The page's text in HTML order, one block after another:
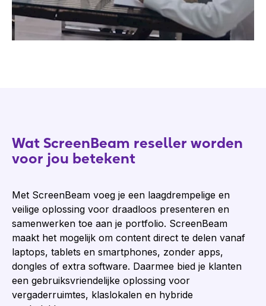
Wat ScreenBeam reseller worden
voor jou betekent
Met ScreenBeam voeg je een laagdrempelige en
veilige oplossing voor draadloos presenteren en
samenwerken toe aan je portfolio. ScreenBeam
maakt het mogelijk om content direct te delen vanaf
laptops, tablets en smartphones, zonder apps,
dongles of extra software. Daarmee bied je klanten
een gebruiksvriendelijke oplossing voor
vergaderruimtes, klaslokalen en hybride